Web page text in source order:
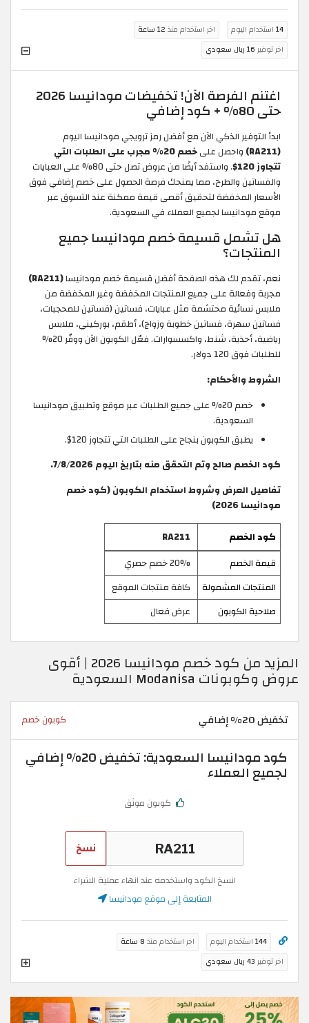
14 استخدام اليوم اخر استخدام منذ 12 ساعة
اخر توفير 16 ريال سعودي
اغتنم الفرصة الآن! تخفيضات مودانيسا 2026
حتى 80% + كود إضافي
ابدأ التوفير الذكي الآن مع أفضل رمز ترويجي مودانيسا اليوم
(RA211)
واحصل على
خصم 20% مجرب على الطلبات التي
تتجاوز 120$
. واستفد أيضًا من عروض تصل حتى 80% على العبايات
والفساتين والطرح، مما يمنحك فرصة الحصول على خصم إضافي فوق
الأسعار المخفضة لتحقيق أقصى قيمة ممكنة عند التسوق عبر
موقع مودانيسا لجميع العملاء في السعودية.
هل تشمل قسيمة خصم مودانيسا جميع
المنتجات؟
نعم، تقدم لك هذه الصفحة أفضل قسيمة خصم مودانيسا(RA211)
مجربة وفعالة على جميع المنتجات المخفضة وغير المخفضة من
ملابس نسائية محتشمة مثل عبايات، فساتين (فساتين للمحجبات،
فساتين سهرة، فساتين خطوبة وزواج)، أطقم، بوركيني، ملابس
رياضية، أحذية، شنط، واكسسوارات. فعّل الكوبون الآن ووفّر 20%
للطلبات فوق 120 دولار.
الشروط والأحكام:
خصم 20% على جميع الطلبات عبر موقع وتطبيق مودانيسا
السعودية.
يطبق الكوبون بنجاح على الطلبات التي تتجاوز 120$.
كود الخصم صالح وتم التحقق منه بتاريخ اليوم 7/8/2026.
تفاصيل العرض وشروط استخدام الكوبون (كود خصم
مودانيسا 2026)
كود الخصم
RA211
قيمة الخصم
20% خصم حصري
المنتجات المشمولة
كافة منتجات الموقع
صلاحية الكوبون
عرض فعال
المزيد من كود خصم مودانيسا 2026 | أقوى
عروض وكوبونات Modanisa السعودية
تخفيض 20% إضافي كوبون خصم
كود مودانيسا السعودية: تخفيض 20% إضافي
لجميع العملاء
كوبون موثق
نسخ
انسخ الكود واستخدمه عند انهاء عملية الشراء
المتابعة إلى موقع مودانيسا
144 استخدام اليوم اخر استخدام منذ 8 ساعة
اخر توفير 43 ريال سعودي